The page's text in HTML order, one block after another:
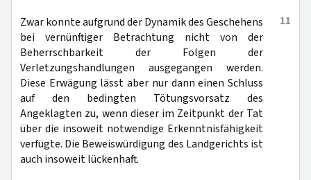
11
Zwar konnte aufgrund der Dynamik des Geschehens
bei vernünftiger Betrachtung nicht von der
Beherrschbarkeit der Folgen der
Verletzungshandlungen ausgegangen werden.
Diese Erwägung lässt aber nur dann einen Schluss
auf den bedingten Tötungsvorsatz des
Angeklagten zu, wenn dieser im Zeitpunkt der Tat
über die insoweit notwendige Erkenntnisfähigkeit
verfügte. Die Beweiswürdigung des Landgerichts ist
auch insoweit lückenhaft.